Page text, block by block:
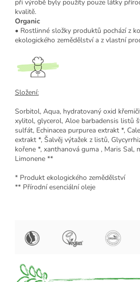
při výrobě byly použity pouze látky
kvalitě.
Organic
• Rostlinné složky produktů pochází z
ekologického zemědělství a z vlastní
Složení:
Sorbitol, Aqua, hydratovaný oxid
xylitol, glycerol, Aloe barbadensis listů
sulfát, Echinacea purpurea extrakt *,
extrakt *, Šalvěj výtažek z listů,
kořene *, xanthanová guma , Maris Sal,
Limonene **
* Produkt ekologického zemědělství
** Přírodní esenciální oleje